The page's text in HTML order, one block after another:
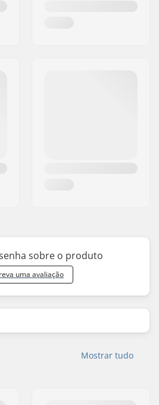
sobre o produto
uma avaliação
Mostrar tudo